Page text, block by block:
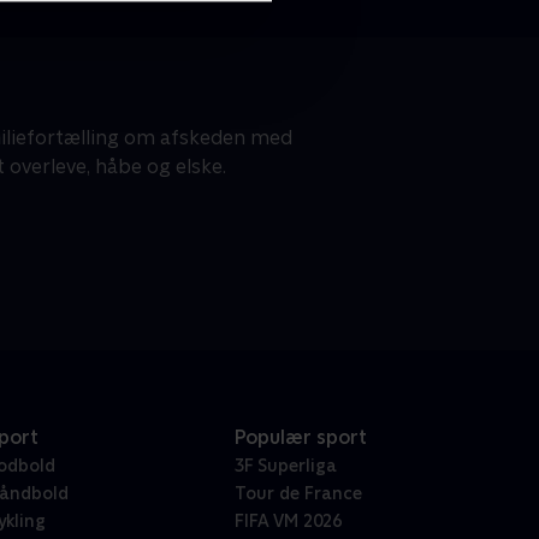
om afskeden med
håbe og elske.
Populær sport
3F Superliga
Tour de France
FIFA VM 2026